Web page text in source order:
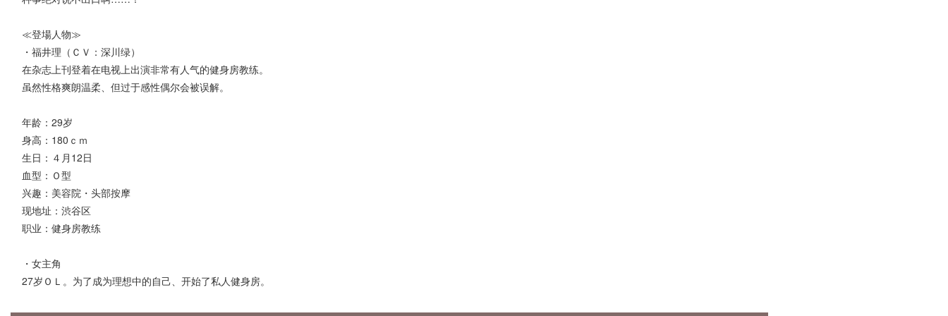
≪登場人物≫
・福井理（ＣＶ：深川绿）
在杂志上刊登着在电视上出演非常有人气的健身房教练。
虽然性格爽朗温柔、但过于感性偶尔会被误解。
年龄：29岁
身高：180ｃｍ
生日：４月12日
血型：Ｏ型
兴趣：美容院・头部按摩
现地址：渋谷区
职业：健身房教练
・女主角
27岁ＯＬ。为了成为理想中的自己、开始了私人健身房。